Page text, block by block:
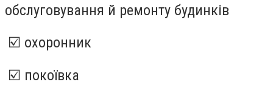
обслуговування й ремонту будинків
☑️ охоронник
☑️ покоївка